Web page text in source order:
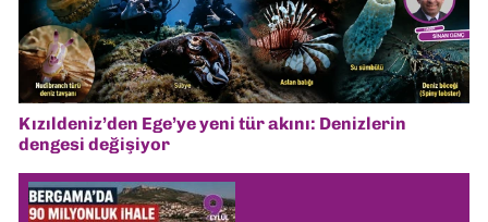
Kızıldeniz’den Ege’ye yeni tür akını: Denizlerin
dengesi değişiyor